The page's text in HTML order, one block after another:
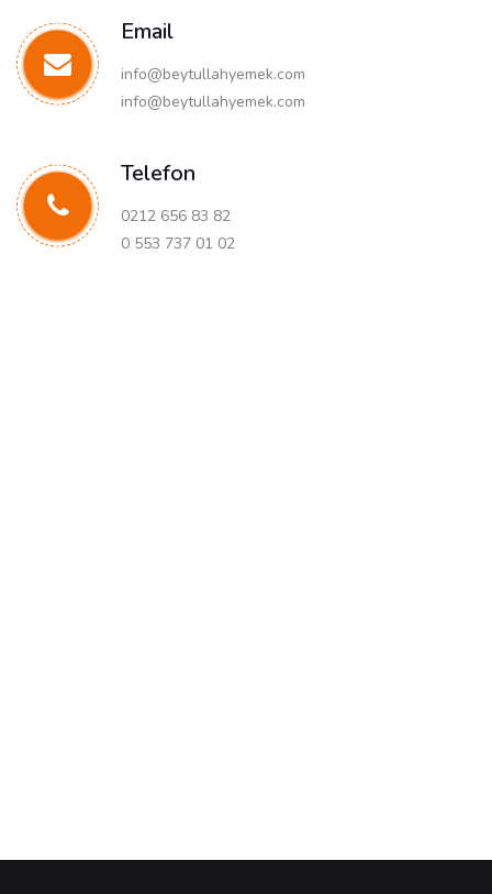
Email
info@beytullahyemek.com
info@beytullahyemek.com
Telefon
0212 656 83 82
0 553 737 01 02